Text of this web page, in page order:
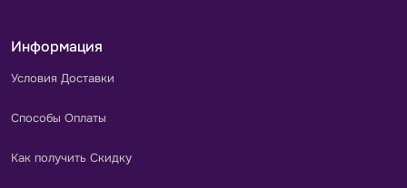
Информация
Условия Доставки
Способы Оплаты
Как получить Скидку